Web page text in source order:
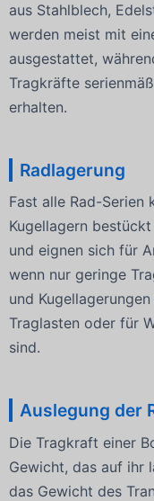
aus Stahlblech,
werden meist mit
ausgestattet,
Tragkräfte
erhalten.
Radlagerung
Fast alle Rad-Serien
Kugellagern
und eignen sich für
wenn nur geringe
und
Traglasten oder für
sind.
Auslegung der
Die Tragkraft einer
Gewicht, das auf ihr
das Gewicht des